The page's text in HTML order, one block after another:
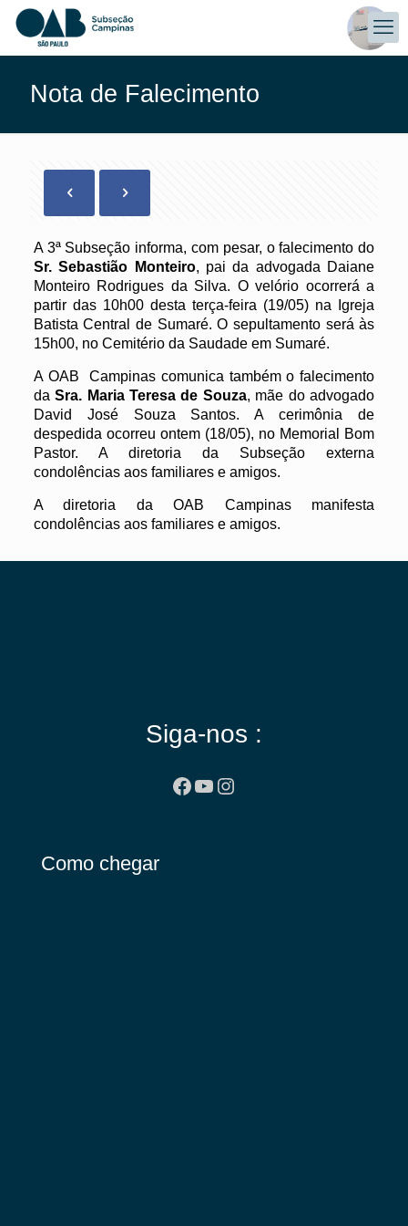
Nota de Falecimento
A 3ª Subseção informa, com pesar, o falecimento do
Sr. Sebastião Monteiro, pai da advogada Daiane
Monteiro Rodrigues da Silva. O velório ocorrerá a
partir das 10h00 desta terça-feira (19/05) na Igreja
Batista Central de Sumaré. O sepultamento será às
15h00, no Cemitério da Saudade em Sumaré.
A OAB Campinas comunica também o falecimento
daSra. Maria Teresa de Souza, mãe do advogado
David José Souza Santos. A cerimônia de
despedida ocorreu ontem (18/05), no Memorial Bom
Pastor. A diretoria da Subseção externa
condolências aos familiares e amigos.
A diretoria da OAB Campinas manifesta
condolências aos familiares e amigos.
Siga-nos :
Facebook
Youtube
Instagram
Como chegar